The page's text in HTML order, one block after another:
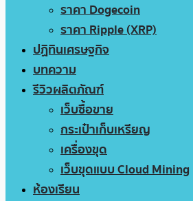
ราคา Dogecoin
ราคา Ripple (XRP)
ปฏิทินเศรษฐกิจ
บทความ
รีวิวผลิตภัณฑ์
เว็บซื้อขาย
กระเป๋าเก็บเหรียญ
เครื่องขุด
เว็บขุดแบบ Cloud Mining
ห้องเรียน